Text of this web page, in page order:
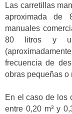
Las carretillas
aproximada de
manuales
80 litros y un
frecuencia de
obras pequeñas o
En el caso de los
entre 0,20 m³ y